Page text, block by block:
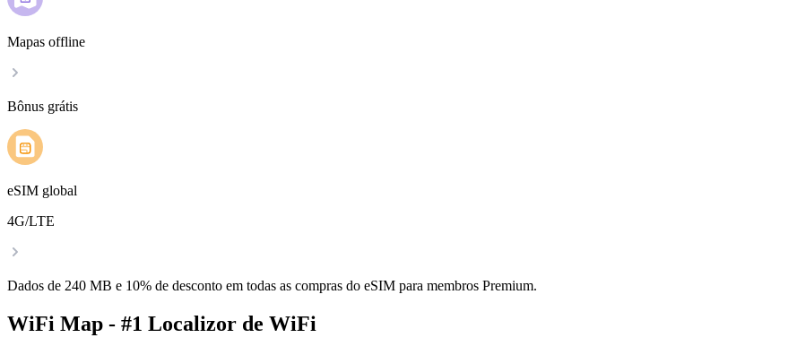
Mapas offline
Bônus grátis
eSIM global
4G/LTE
Dados de 240 MB e 10% de desconto em todas as compras do eSIM para membros Premium.
WiFi Map - #1 Localizor de WiFi